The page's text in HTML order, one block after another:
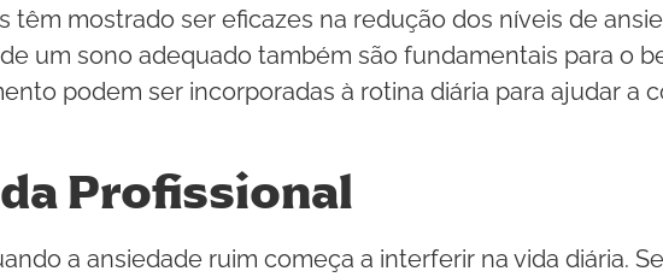
mostrado ser eficazes na redução dos níveis de
um sono adequado também são fundamentais para o
podem ser incorporadas à rotina diária para ajudar a
Profissional
a ansiedade ruim começa a interferir na vida diária.